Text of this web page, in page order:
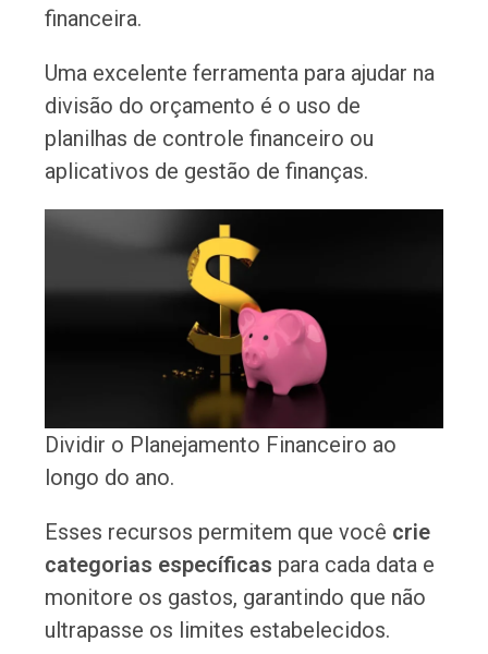
financeira.
Uma excelente ferramenta para ajudar na
divisão do orçamento é o uso de
planilhas de controle financeiro ou
aplicativos de gestão de finanças.
Dividir o Planejamento Financeiro ao
longo do ano.
Esses recursos permitem que você crie
categorias específicas para cada data e
monitore os gastos, garantindo que não
ultrapasse os limites estabelecidos.